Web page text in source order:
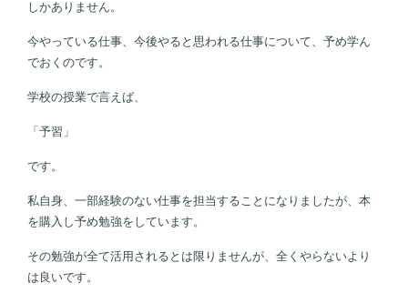
しかありません。
今やっている仕事、今後やると思われる仕事について、予め学ん
でおくのです。
学校の授業で言えば、
「予習」
です。
私自身、一部経験のない仕事を担当することになりましたが、本
を購入し予め勉強をしています。
その勉強が全て活用されるとは限りませんが、全くやらないより
は良いです。